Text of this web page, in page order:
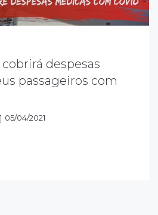
despesas
passageiros com
05/04/2021
oferecendo um
de seus
testes,
tenham se
exterior